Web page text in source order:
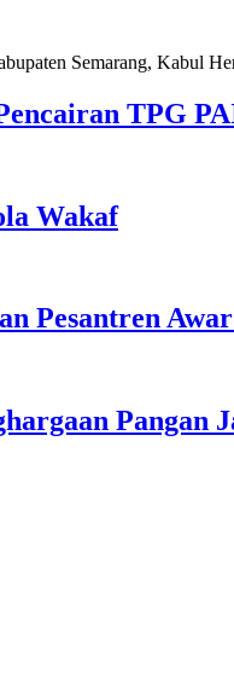
Semarang, Kabul
TPG
Wakaf
Pesantren
Pangan